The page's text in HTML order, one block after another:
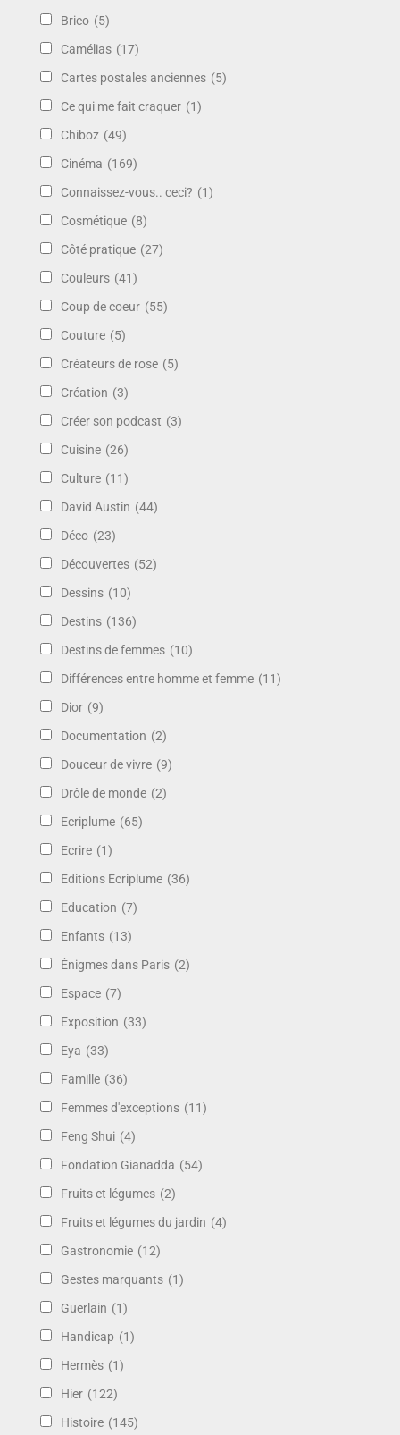
Brico (5)
Camélias (17)
Cartes postales anciennes (5)
Ce qui me fait craquer (1)
Chiboz (49)
Cinéma (169)
Connaissez-vous.. ceci? (1)
Cosmétique (8)
Côté pratique (27)
Couleurs (41)
Coup de coeur (55)
Couture (5)
Créateurs de rose (5)
Création (3)
Créer son podcast (3)
Cuisine (26)
Culture (11)
David Austin (44)
Déco (23)
Découvertes (52)
Dessins (10)
Destins (136)
Destins de femmes (10)
Différences entre homme et femme (11)
Dior (9)
Documentation (2)
Douceur de vivre (9)
Drôle de monde (2)
Ecriplume (65)
Ecrire (1)
Editions Ecriplume (36)
Education (7)
Enfants (13)
Énigmes dans Paris (2)
Espace (7)
Exposition (33)
Eya (33)
Famille (36)
Femmes d'exceptions (11)
Feng Shui (4)
Fondation Gianadda (54)
Fruits et légumes (2)
Fruits et légumes du jardin (4)
Gastronomie (12)
Gestes marquants (1)
Guerlain (1)
Handicap (1)
Hermès (1)
Hier (122)
Histoire (145)